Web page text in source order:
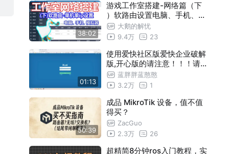
38:02
游戏工作室搭建-网络篇（下
）软路由设置电脑、手机、模
拟器单机单IP
大鹅的解忧
9.4万
23
01:13
使用爱快社区版爱快企业破解
版,开心版的请注意！！！请尽
快升级蓝胖胖蓝憨憨
3.2万
1
50:39
成品 MikroTik 设备，值不值
得买？
ZacGuo
2.3万
26
超精简8分钟ros入门教程，实